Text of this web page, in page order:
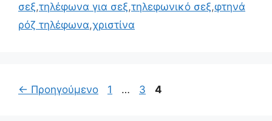
σεξ,τηλέφωνα για σεξ,τηλεφωνικό σεξ,φτηνά
ρόζ τηλέφωνα,χριστίνα
← Προηγούμενο Σελίδα
1 … Σελίδα
3 Σελίδα
4